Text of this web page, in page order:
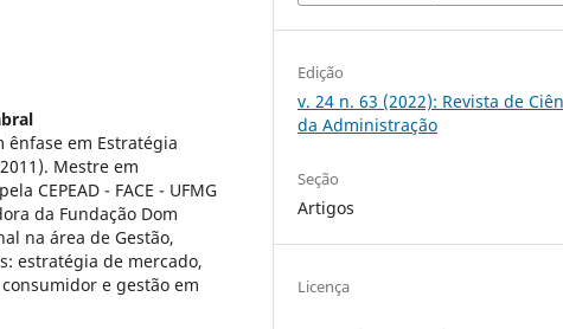
ênfase em Estratégia
Mestre em
CEPEAD - FACE - UFMG
da Fundação Dom
na área de Gestão,
estratégia de mercado,
e gestão em
Edição
v. 24 n. 63 (2022): Revista de
da Administração
Seção
Artigos
Licença